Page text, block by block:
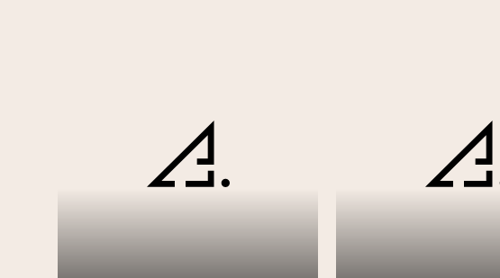
Expérience & savoir-faire